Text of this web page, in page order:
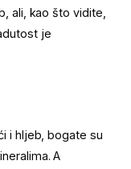
ali, kao što vidite,
je
i hljeb, bogate su
A